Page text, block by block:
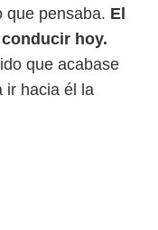
que pensaba. El
hoy.
que acabase
ir hacia él la